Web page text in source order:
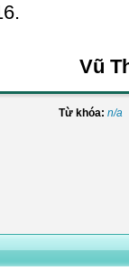
Vũ
Từ khóa: n/a